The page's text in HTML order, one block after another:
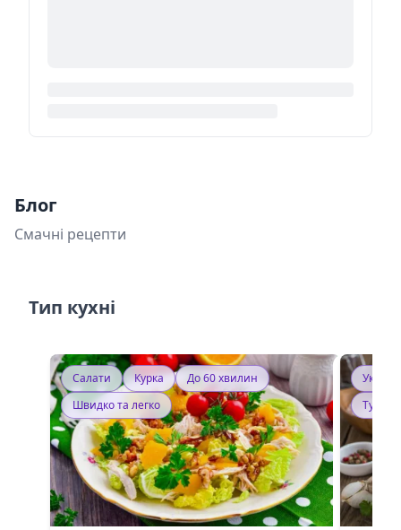
Блог
Смачні рецепти
Тип кухні
Салати Курка
До 60 хвилин
Швидко та легко